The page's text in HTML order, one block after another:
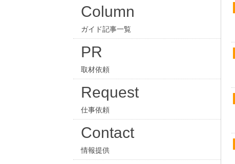
Column
ガイド記事一覧
PR
取材依頼
Request
仕事依頼
Contact
情報提供